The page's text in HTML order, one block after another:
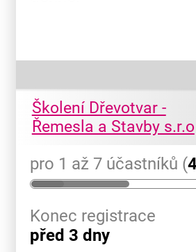
Školení Dřevotvar -
Řemesla a Stavby s.r.o
pro 1 až 7 účastníků (
Konec registrace
před 3 dny